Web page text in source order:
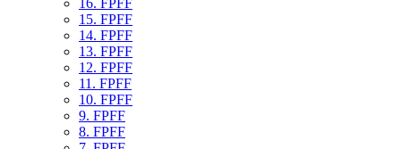
15. FPFF
14. FPFF
13. FPFF
12. FPFF
11. FPFF
10. FPFF
9. FPFF
8. FPFF